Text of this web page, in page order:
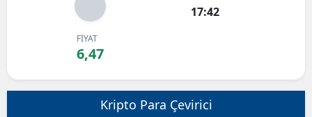
17:42
FİYAT
6,47
Kripto Para Çevirici